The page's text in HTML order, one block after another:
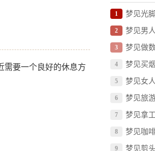
需要一个良好的休息方
1 梦见光
2 梦见男
3 梦见做
4 梦见买
5 梦见女
6 梦见旅
7 梦见拿
8 梦见咖
9 梦见剪